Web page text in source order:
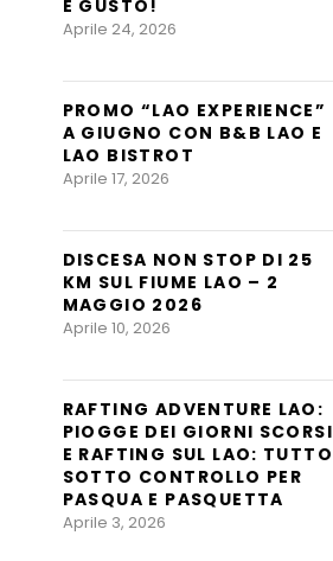
E GUSTO!
Aprile 24, 2026
PROMO “LAO EXPERIENCE”
A GIUGNO CON B&B LAO E
LAO BISTROT
Aprile 17, 2026
DISCESA NON STOP DI 25
KM SUL FIUME LAO – 2
MAGGIO 2026
Aprile 10, 2026
RAFTING ADVENTURE LAO:
PIOGGE DEI GIORNI SCORSI
E RAFTING SUL LAO: TUTTO
SOTTO CONTROLLO PER
PASQUA E PASQUETTA
Aprile 3, 2026